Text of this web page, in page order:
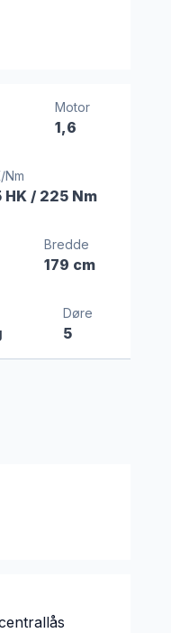
Motor
1,6
Nm
HK/ 225 Nm
Bredde
179 cm
Døre
5